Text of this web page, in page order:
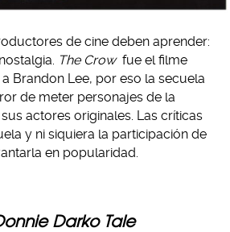
de cine deben aprender:
The Crow fue el filme
Brandon Lee, por eso la secuela
de meter personajes de la
actores originales. Las críticas
y ni siquiera la participación de
en popularidad.
Darko Tale